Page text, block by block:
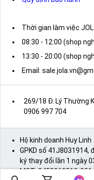
Thời gian làm việc
08:30 - 12:00 (shop
13:30 - 20:00 (shop
Email:
269/18 Đ. Lý Thường
0906 997 704
Hộ kinh doanh Huy Linh
GPKD số 41J8031914,
ký thay đổi lần 1 ngày
MST: 8459060512-